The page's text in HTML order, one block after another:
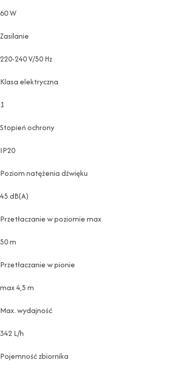
60 W
Zasilanie
220-240 V/50 Hz
Klasa elektryczna
1
Stopień ochrony
IP20
Poziom natężenia dźwięku
45 dB(A)
Przetłaczanie w poziomie max
50 m
Przetłaczanie w pionie
max 4,5 m
Max. wydajność
342 L/h
Pojemność zbiornika